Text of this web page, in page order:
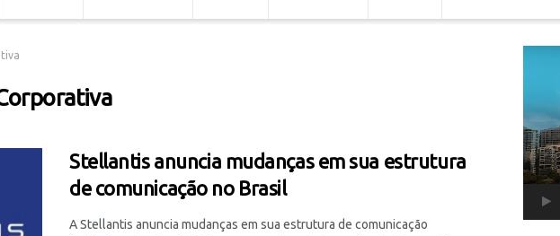
Stellantis anuncia mudanças em sua estrutura
de comunicação no Brasil
A Stellantis anuncia mudanças em sua estrutura de comunicação